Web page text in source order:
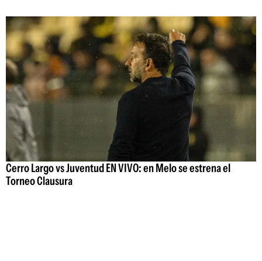
Cerro Largo vs Juventud EN VIVO: en Melo se estrena el
Torneo Clausura